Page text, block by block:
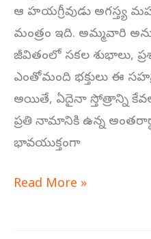
ఆ హయగ్రీవుడు అగస్త్య
మంత్రం ఇది. అమ్మవారి
జీవితంలో సకల శుభాలు,
ఎంతోమంది భక్తులు ఈ
అయితే, ఏదైనా స్తోత్రాన్ని
ప్రతి నామానికి ఉన్న
భావయుక్తంగా
Read More »